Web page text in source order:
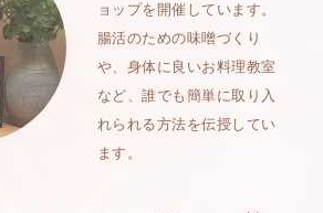
ョップを開催しています。
腸活のための味噌づくり
や、身体に良いお料理教室
など、誰でも簡単に取り入
れられる方法を伝授してい
ます。